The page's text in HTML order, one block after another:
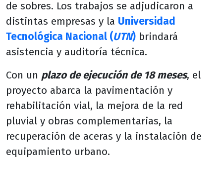
de sobres. Los trabajos se adjudicaron a
distintas empresas y la Universidad
Tecnológica Nacional (UTN) brindará
asistencia y auditoría técnica.
Con un plazo de ejecución de 18 meses, el
proyecto abarca la pavimentación y
rehabilitación vial, la mejora de la red
pluvial y obras complementarias, la
recuperación de aceras y la instalación de
equipamiento urbano.